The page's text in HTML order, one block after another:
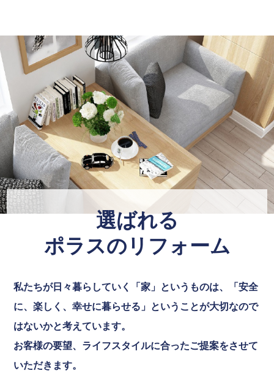
選ばれる
ポラスのリフォーム
私たちが日々暮らしていく「家」というものは、「安全
に、楽しく、幸せに暮らせる」ということが大切なので
はないかと考えています。
お客様の要望、ライフスタイルに合ったご提案をさせて
いただきます。